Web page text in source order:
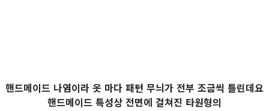
핸드메이드 나염이라 옷 마다 패턴 무늬가 전부 조금씩 틀린데요
핸드메이드 특성상 전면에 걸쳐진 타원형의